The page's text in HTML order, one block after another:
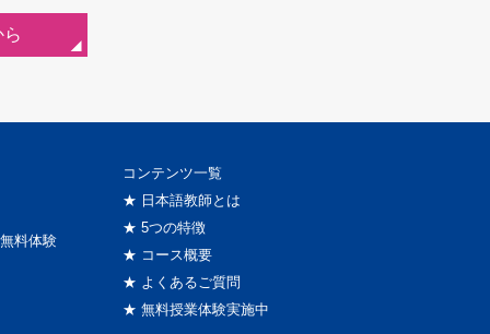
料体験
コンテンツ一覧
★ 日本語教師とは
★ 5つの特徴
★ コース概要
★ よくあるご質問
★ 無料授業体験実施中